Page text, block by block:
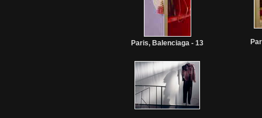
Paris, Balenciaga - 13